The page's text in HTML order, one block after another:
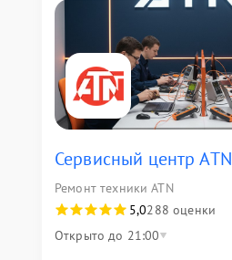
Сервисный центр ATN
Ремонт техники ATN
5,0288 оценки
Открыто до 21:00